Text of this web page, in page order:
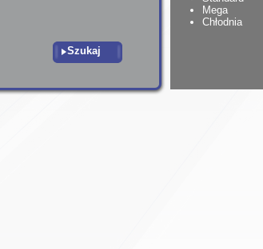
Mega
Chłodnia